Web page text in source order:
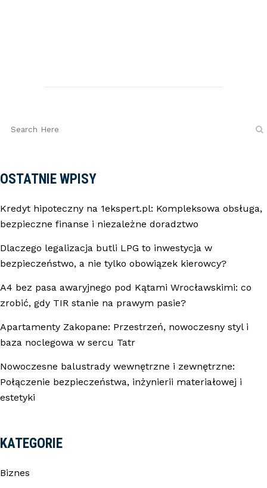
OSTATNIE WPISY
Kredyt hipoteczny na 1ekspert.pl: Kompleksowa obsługa,
bezpieczne finanse i niezależne doradztwo
Dlaczego legalizacja butli LPG to inwestycja w
bezpieczeństwo, a nie tylko obowiązek kierowcy?
A4 bez pasa awaryjnego pod Kątami Wrocławskimi: co
zrobić, gdy TIR stanie na prawym pasie?
Apartamenty Zakopane: Przestrzeń, nowoczesny styl i
baza noclegowa w sercu Tatr
Nowoczesne balustrady wewnętrzne i zewnętrzne:
Połączenie bezpieczeństwa, inżynierii materiałowej i
estetyki
KATEGORIE
Biznes